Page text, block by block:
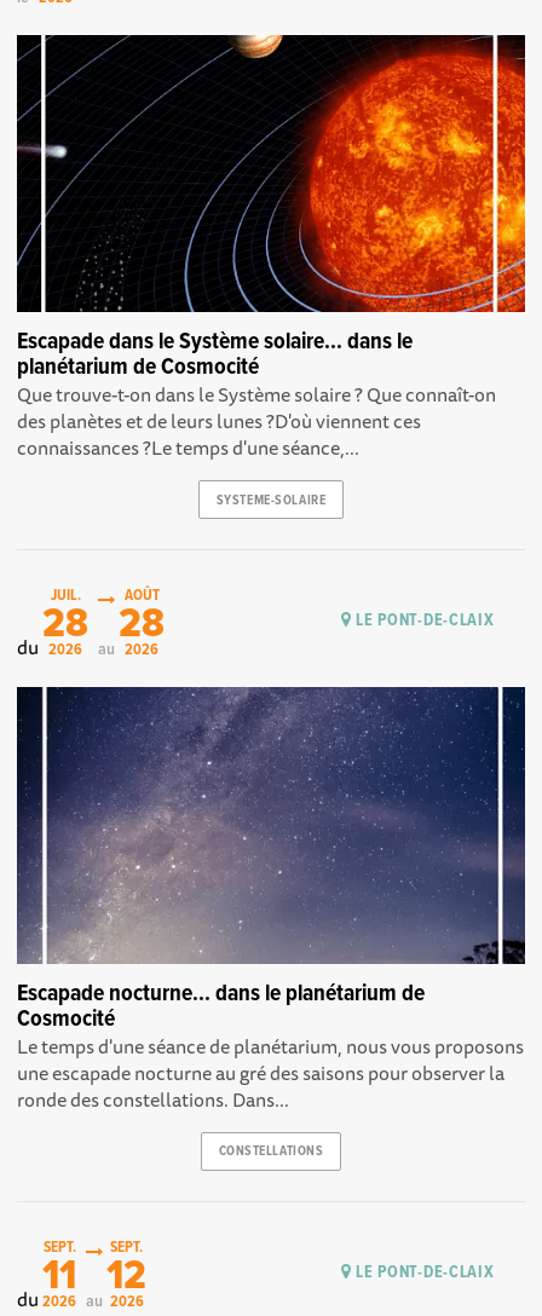
Escapade dans le Système solaire... dans le
planétarium de Cosmocité
Que trouve-t-on dans le Système solaire ? Que connaît-on
des planètes et de leurs lunes ?D'où viennent ces
connaissances ?Le temps d'une séance,...
SYSTEME-SOLAIRE
LE PONT-DE-CLAIX
du
JUIL.
28
2026 au
AOÛT
28
2026
Escapade nocturne... dans le planétarium de
Cosmocité
Le temps d'une séance de planétarium, nous vous proposons
une escapade nocturne au gré des saisons pour observer la
ronde des constellations. Dans...
CONSTELLATIONS
LE PONT-DE-CLAIX
du
SEPT.
11
2026 au
SEPT.
12
2026